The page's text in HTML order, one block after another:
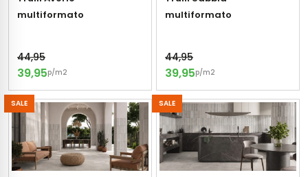
multiformato
44,95
39,95p/m2
multiformato
44,95
39,95p/m2
SALE SALE
(kloostertegels)
tegels